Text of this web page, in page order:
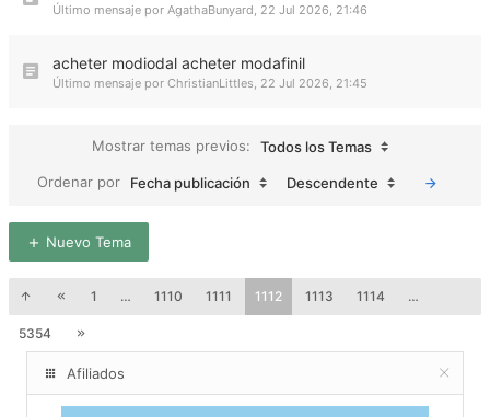
Último mensaje por AgathaBunyard, 22 Jul 2026, 21:46
acheter modiodal acheter modafinil
Último mensaje por ChristianLittles, 22 Jul 2026, 21:45
Mostrar temas previos:
Todos los Temas
Ordenar por
Fecha publicación Descendente
Nuevo Tema
1 … 1110 1111 1112 1113 1114 …
5354
Afiliados